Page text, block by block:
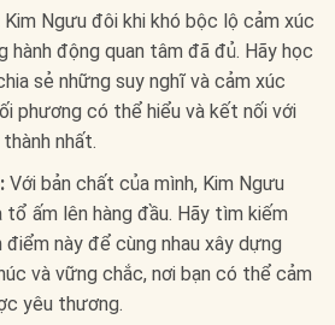
Kim Ngưu đôi khi khó bộc lộ cảm xúc
hành động quan tâm đã đủ. Hãy học
sẻ những suy nghĩ và cảm xúc
phương có thể hiểu và kết nối với
nhất.
Với bản chất của mình, Kim Ngưu
ấm lên hàng đầu. Hãy tìm kiếm
này để cùng nhau xây dựng
và vững chắc, nơi bạn có thể cảm
yêu thương.